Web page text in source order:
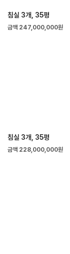
침실 3개, 35평
금액 247,000,000원
침실 3개, 35평
금액 228,000,000원